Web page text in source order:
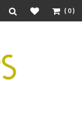
(0)